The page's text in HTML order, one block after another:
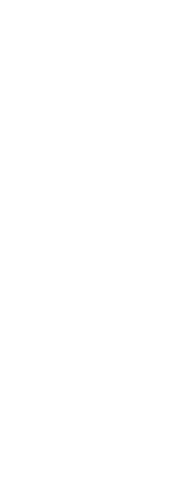
gyümölcse,
a
(egy
tekintem, bár
nem kapja meg a
leszakadt
foglalkoztatásban
módon léptek
helyzetéből:
írni,
iskolai